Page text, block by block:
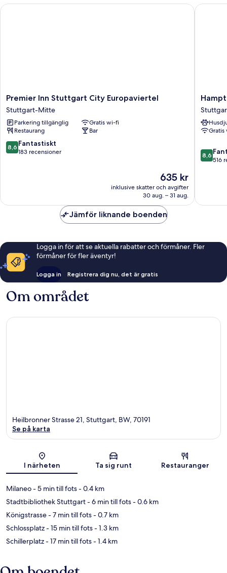
Premier
Inn
Stuttgart
City
Europaviertel
Stuttgart-
Mitte
Premier Inn Stuttgart City Europaviertel
Stuttgart-Mitte
Parkering tillgänglig
Gratis wi-fi
Restaurang
Bar
8.6
av
8,6 Fantastiskt
183 recensioner
Priset
är
635 kr
635 kr
inklusive skatter och avgifter
30 aug. – 31 aug.
Premier Inn Stuttgart City Europaviertel
by
Hilton
City
Mitte
8.6
av
8,6
516
Jämför liknande boenden
Logga in för att se aktuella rabatter och förmåner. Fler
förmåner för fler äventyr!
Logga in Registrera dig nu, det är gratis
Om området
Karta
Heilbronner Strasse 21, Stuttgart, BW, 70191
Se på karta
I närheten Ta sig runt Restauranger
Milaneo- 5 min till fots- 0.4 km
Stadtbibliothek Stuttgart- 6 min till fots- 0.6 km
Königstrasse- 7 min till fots- 0.7 km
Schlossplatz- 15 min till fots- 1.3 km
Schillerplatz- 17 min till fots- 1.4 km